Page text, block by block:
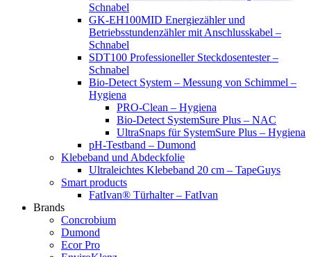
Schnabel
GK-EH100MID Energiezähler und
Betriebsstundenzähler mit Anschlusskabel –
Schnabel
SDT100 Professioneller Steckdosentester –
Schnabel
Bio-Detect System – Messung von Schimmel –
Hygiena
PRO-Clean – Hygiena
Bio-Detect SystemSure Plus – NAC
UltraSnaps für SystemSure Plus – Hygiena
pH-Testband – Dumond
Klebeband und Abdeckfolie
Ultraleichtes Klebeband 20 cm – TapeGuys
Smart products
FatIvan® Türhalter – FatIvan
Brands
Concrobium
Dumond
Ecor Pro